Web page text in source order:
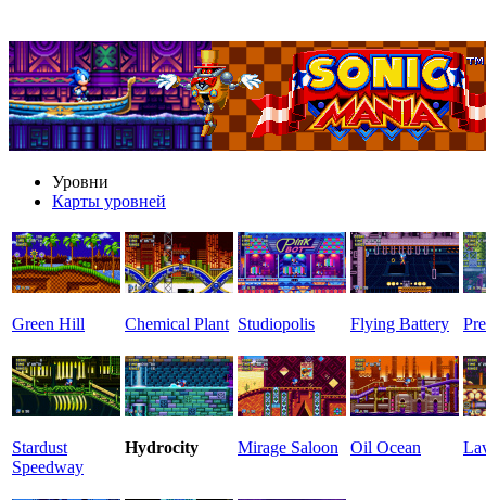
Уровни
Карты уровней
Green Hill Chemical Plant Studiopolis Flying Battery
Stardust
Speedway
Hydrocity Mirage Saloon Oil Ocean